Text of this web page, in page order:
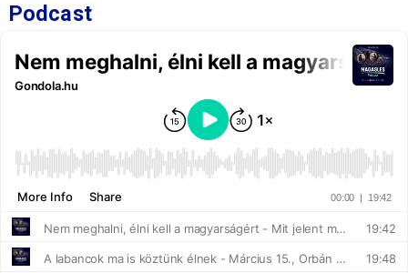
Podcast